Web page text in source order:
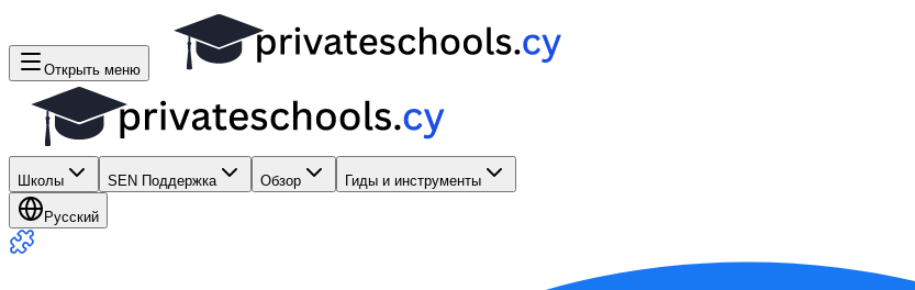
Открыть меню
Школы SEN Поддержка Обзор Гиды и инструменты
Русский